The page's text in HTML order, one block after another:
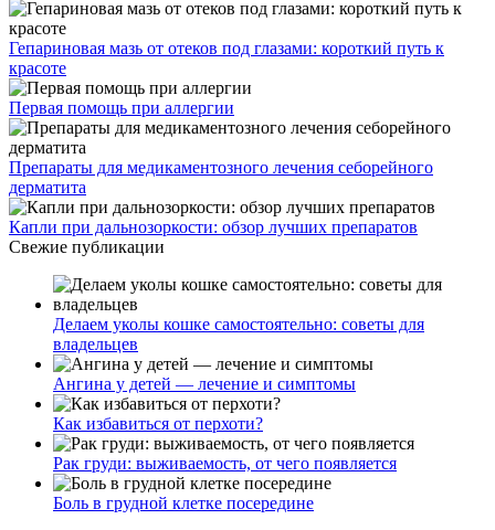
Гепариновая мазь от отеков под глазами: короткий путь к
красоте
Первая помощь при аллергии
Препараты для медикаментозного лечения себорейного
дерматита
Капли при дальнозоркости: обзор лучших препаратов
Свежие публикации
Делаем уколы кошке самостоятельно: советы для
владельцев
Ангина у детей — лечение и симптомы
Как избавиться от перхоти?
Рак груди: выживаемость, от чего появляется
Боль в грудной клетке посередине